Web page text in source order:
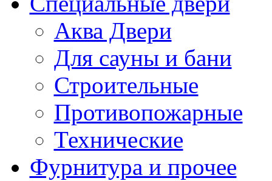
Аква Двери
Для сауны и бани
Строительные
Противопожарные
Технические
Фурнитура и прочее